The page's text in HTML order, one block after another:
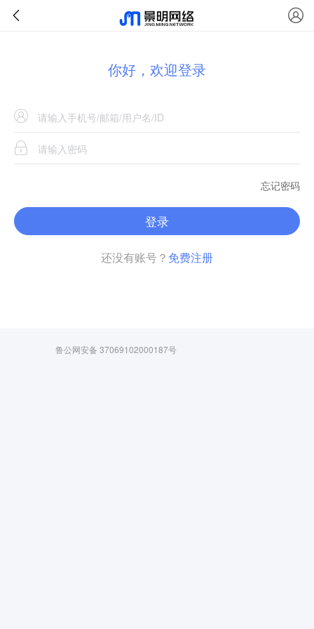
你好，欢迎登录
忘记密码
登录
还没有账号？ 免费注册
鲁公网安备 37069102000187号